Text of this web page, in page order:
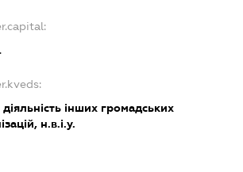
діяльність інших громадських
н.в.і.у.